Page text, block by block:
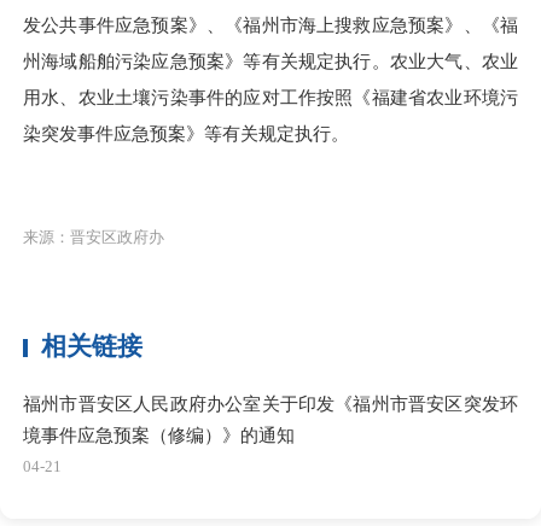
发公共事件应急预案》、《福州市海上搜救应急预案》、《福
州海域船舶污染应急预案》等有关规定执行。农业大气、农业
用水、农业土壤污染事件的应对工作按照《福建省农业环境污
染突发事件应急预案》等有关规定执行。
来源：晋安区政府办
相关链接
福州市晋安区人民政府办公室关于印发《福州市晋安区突发环
境事件应急预案（修编）》的通知
04-21